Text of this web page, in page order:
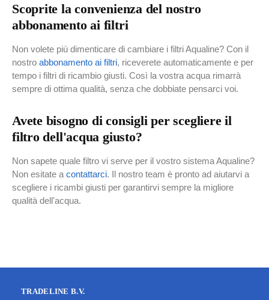
Scoprite la convenienza del nostro
abbonamento ai filtri
Non volete più dimenticare di cambiare i filtri Aqualine? Con il
nostro abbonamento ai filtri, riceverete automaticamente e per
tempo i filtri di ricambio giusti. Così la vostra acqua rimarrà
sempre di ottima qualità, senza che dobbiate pensarci voi.
Avete bisogno di consigli per scegliere il
filtro dell'acqua giusto?
Non sapete quale filtro vi serve per il vostro sistema Aqualine?
Non esitate a contattarci. Il nostro team è pronto ad aiutarvi a
scegliere i ricambi giusti per garantirvi sempre la migliore
qualità dell'acqua.
TRADELINE B.V.